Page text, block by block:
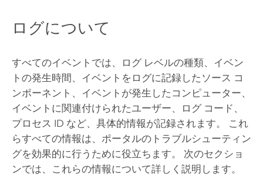
ログについて
すべてのイベントでは、ログ レベルの種類、イベン
トの発生時間、イベントをログに記録したソース コ
ンポーネント、イベントが発生したコンピューター、
イベントに関連付けられたユーザー、ログ コード、
プロセス ID など、具体的情報が記録されます。 これ
らすべての情報は、ポータルのトラブルシューティン
グを効果的に行うために役立ちます。 次のセクショ
ンでは、これらの情報について詳しく説明します。